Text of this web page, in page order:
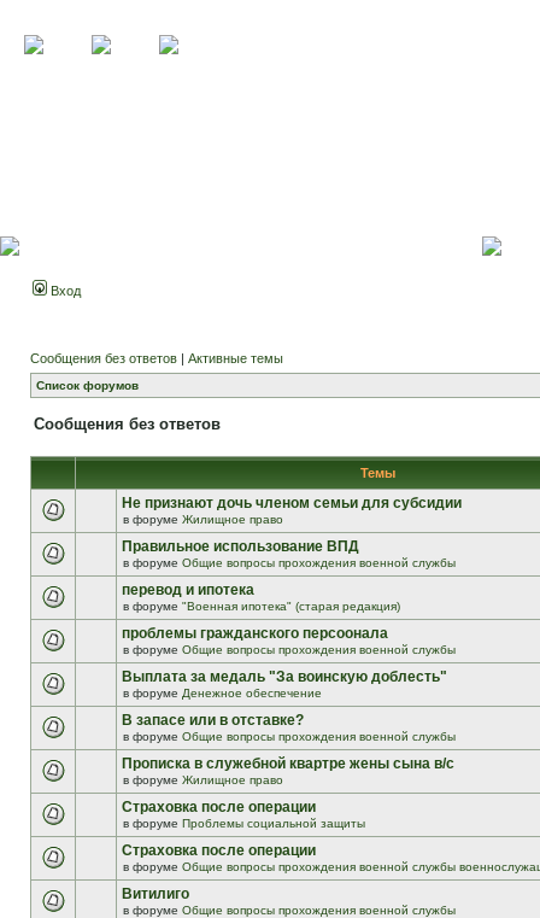
Вход
Сообщения без ответов | Активные темы
Список форумов
Сообщения без ответов
Темы
Не признают дочь членом семьи для субсидии
в форуме Жилищное право
Правильное использование ВПД
в форуме Общие вопросы прохождения военной службы
перевод и ипотека
в форуме "Военная ипотека" (старая редакция)
проблемы гражданского персоонала
в форуме Общие вопросы прохождения военной службы
Выплата за медаль "За воинскую доблесть"
в форуме Денежное обеспечение
В запасе или в отставке?
в форуме Общие вопросы прохождения военной службы
Прописка в служебной квартре жены сына в/с
в форуме Жилищное право
Страховка после операции
в форуме Проблемы социальной защиты
Страховка после операции
в форуме Общие вопросы прохождения военной службы
Витилиго
в форуме Общие вопросы прохождения военной службы